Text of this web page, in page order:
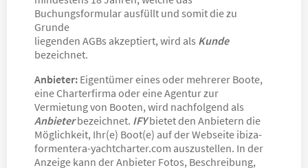
Buchungsformular ausfüllt und somit die zu
Grunde
liegenden AGBs akzeptiert, wird als Kunde
bezeichnet.
Anbieter: Eigentümer eines oder mehrerer Boote,
eine Charterfirma oder eine Agentur zur
Vermietung von Booten, wird nachfolgend als
Anbieterbezeichnet. IFYbietet den Anbietern die
Möglichkeit, Ihr(e) Boot(e) auf der Webseite ibiza-
formentera-yachtcharter.com auszustellen. In der
Anzeige kann der Anbieter Fotos, Beschreibung,